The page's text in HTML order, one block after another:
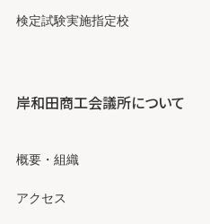
検定試験実施指定校
岸和田商工会議所について
概要・組織
アクセス